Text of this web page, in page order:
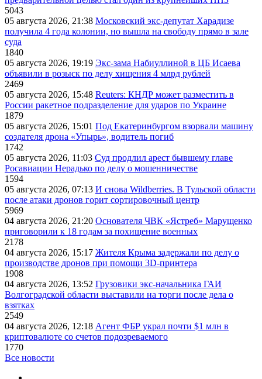
5043
05 августа 2026, 21:38 Московский экс-депутат Харадизе
получила 4 года колонии, но вышла на свободу прямо в зале
суда
1840
05 августа 2026, 19:19 Экс-зама Набиуллиной в ЦБ Исаева
объявили в розыск по делу хищения 4 млрд рублей
2469
05 августа 2026, 15:48 Reuters: КНДР может разместить в
России ракетное подразделение для ударов по Украине
1879
05 августа 2026, 15:01 Под Екатеринбургом взорвали машину
создателя дрона «Упырь», водитель погиб
1742
05 августа 2026, 11:03 Суд продлил арест бывшему главе
Росавиации Нерадько по делу о мошенничестве
1594
05 августа 2026, 07:13 И снова Wildberries. В Тульской области
после атаки дронов горит сортировочный центр
5969
04 августа 2026, 21:20 Основателя ЧВК «Ястреб» Марущенко
приговорили к 18 годам за похищение военных
2178
04 августа 2026, 15:17 Жителя Крыма задержали по делу о
производстве дронов при помощи 3D‑принтера
1908
04 августа 2026, 13:52 Грузовики экс-начальника ГАИ
Волгоградской области выставили на торги после дела о
взятках
2549
04 августа 2026, 12:18 Агент ФБР украл почти $1 млн в
криптовалюте со счетов подозреваемого
1770
Все новости